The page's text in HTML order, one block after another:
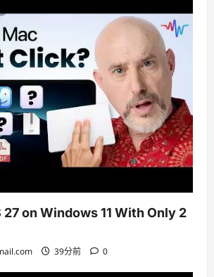
27 on Windows 11 With Only 2
39分前 0